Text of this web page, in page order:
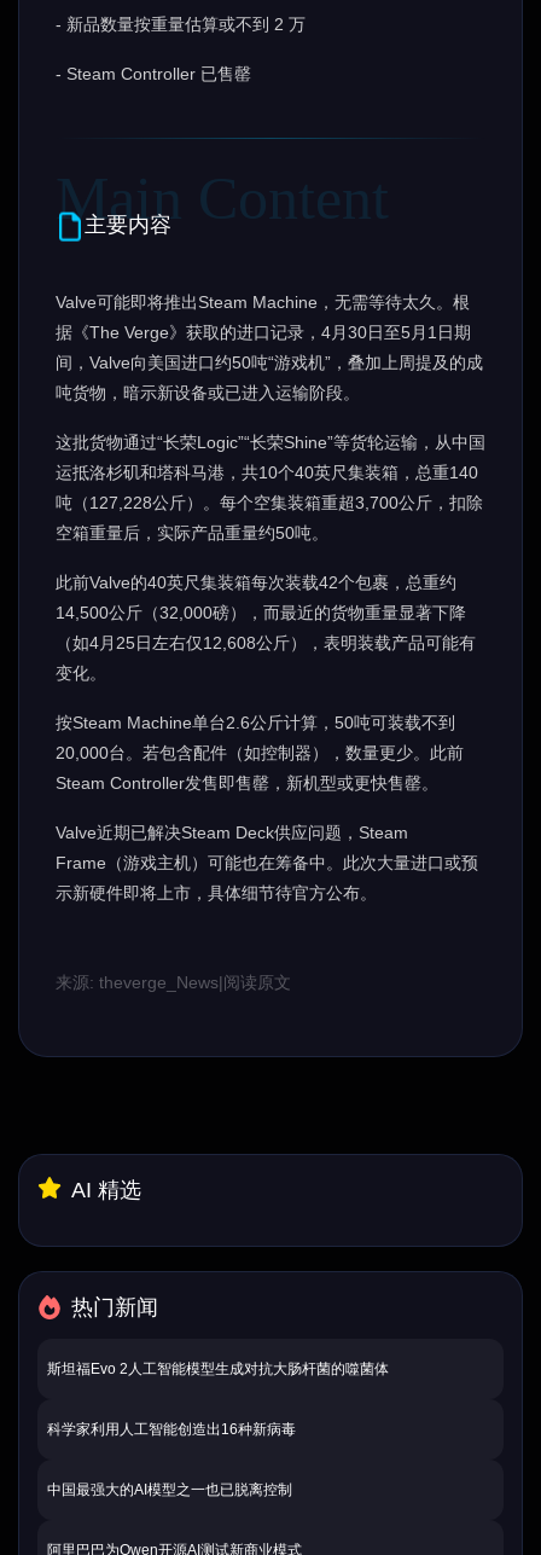
- 新品数量按重量估算或不到 2 万
- Steam Controller 已售罄
主要内容
Valve可能即将推出Steam Machine，无需等待太久。根
据《The Verge》获取的进口记录，4月30日至5月1日期
间，Valve向美国进口约50吨“游戏机”，叠加上周提及的成
吨货物，暗示新设备或已进入运输阶段。
这批货物通过“长荣Logic”“长荣Shine”等货轮运输，从中国
运抵洛杉矶和塔科马港，共10个40英尺集装箱，总重140
吨（127,228公斤）。每个空集装箱重超3,700公斤，扣除
空箱重量后，实际产品重量约50吨。
此前Valve的40英尺集装箱每次装载42个包裹，总重约
14,500公斤（32,000磅），而最近的货物重量显著下降
（如4月25日左右仅12,608公斤），表明装载产品可能有
变化。
按Steam Machine单台2.6公斤计算，50吨可装载不到
20,000台。若包含配件（如控制器），数量更少。此前
Steam Controller发售即售罄，新机型或更快售罄。
Valve近期已解决Steam Deck供应问题，Steam
Frame（游戏主机）可能也在筹备中。此次大量进口或预
示新硬件即将上市，具体细节待官方公布。
来源: theverge_News|阅读原文
AI 精选
热门新闻
斯坦福Evo 2人工智能模型生成对抗大肠杆菌的噬菌体
科学家利用人工智能创造出16种新病毒
中国最强大的AI模型之一也已脱离控制
阿里巴巴为Qwen开源AI测试新商业模式